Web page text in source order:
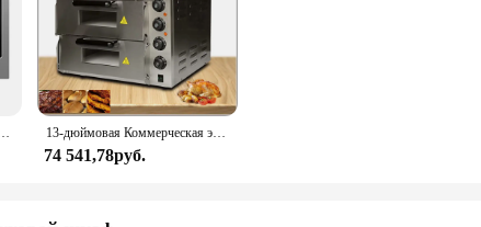
стали с конвекционным нагревом и технологией холодной двери, двухфункциональный нагрев и 13-дюймовая Коммерческая электрическая выпечка XEOLEO для пиццы, двухслойная духовка из нержавеющей стали для тостов, для хлеба/печенья/курицы/пищи
74 541,78руб.